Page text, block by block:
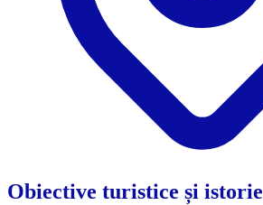
Obiective turistice și istorie